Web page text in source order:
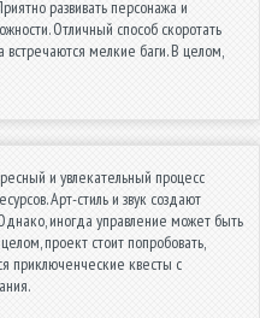
развивать персонажа и
Отличный способ скоротать
мелкие баги. В целом,
и увлекательный процесс
Арт-стиль и звук создают
иногда управление может быть
проект стоит попробовать,
приключенческие квесты с